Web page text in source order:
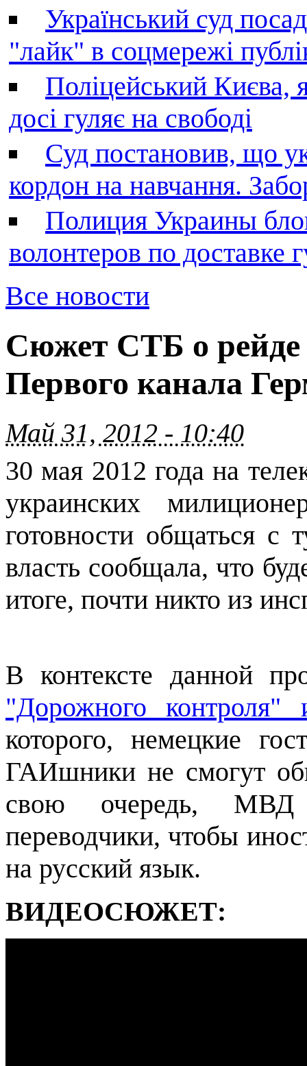
Український суд
"лайк" в соцмережі
Поліцейський Києва,
досі гуляє на свободі
Суд постановив, що
кордон на навчання.
Полиция Украины
волонтеров по
Все новости
Сюжет СТБ о рейде
Первого канала
Май 31, 2012 - 10:40
30 мая 2012 года на
украинских
готовности общаться с
власть сообщала, что
итоге, почти никто из
В контексте данной
"Дорожного контроля"
которого, немецкие
ГАИшники не смогут
свою очередь, МВД
переводчики, чтобы
на русский язык.
ВИДЕОСЮЖЕТ: